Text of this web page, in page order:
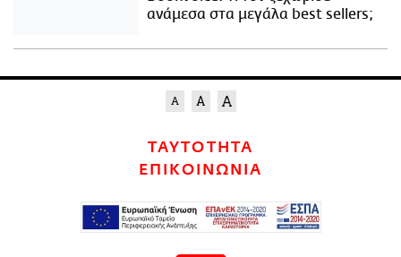
ανάμεσα στα μεγάλα best sellers;
ΤΑΥΤΟΤΗΤΑ
ΕΠΙΚΟΙΝΩΝΙΑ